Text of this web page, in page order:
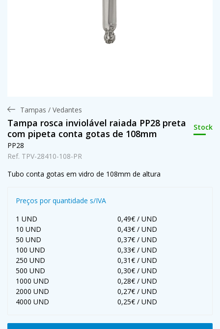
Tampas / Vedantes
Tampa rosca inviolável raiada PP28 preta
com pipeta conta gotas de 108mm
Stock
PP28
Ref. TPV-28410-108-PR
Tubo conta gotas em vidro de 108mm de altura
Preços por quantidade s/IVA
1 UND
0,49€ / UND
10 UND
0,43€ / UND
50 UND
0,37€ / UND
100 UND
0,33€ / UND
250 UND
0,31€ / UND
500 UND
0,30€ / UND
1000 UND
0,28€ / UND
2000 UND
0,27€ / UND
4000 UND
0,25€ / UND